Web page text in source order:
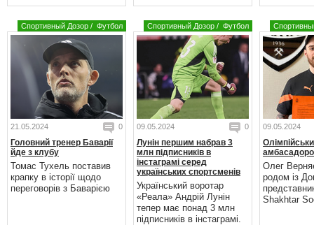
Спортивный Дозор / Футбол
21.05.2024 0
Головний тренер Баварії
йде з клубу
Томас Тухель поставив
крапку в історії щодо
переговорів з Баварією
Спортивный Дозор / Футбол
09.05.2024 0
Лунін першим набрав 3
млн підписників в
інстаграмі серед
українських спортсменів
Український воротар
«Реала» Андрій Лунін
тепер має понад 3 млн
підписників в інстаграмі.
09.05.2024
Олег
родом із
Shakhtar